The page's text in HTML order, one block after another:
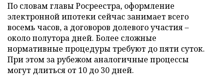
По словам главы Росреестра, оформление
электронной ипотеки сейчас занимает всего
восемь часов, а договоров долевого участия –
около полутора дней. Более сложные
нормативные процедуры требуют до пяти суток.
При этом за рубежом аналогичные процессы
могут длиться от 10 до 30 дней.